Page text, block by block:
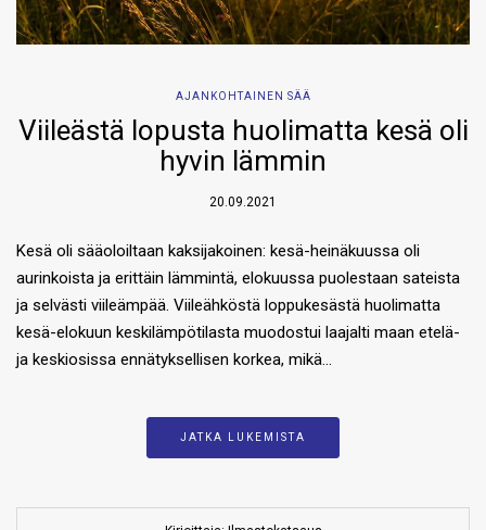
AJANKOHTAINEN SÄÄ
Viileästä lopusta huolimatta kesä oli
hyvin lämmin
20.09.2021
Kesä oli sääoloiltaan kaksijakoinen: kesä-heinäkuussa oli
aurinkoista ja erittäin lämmintä, elokuussa puolestaan sateista
ja selvästi viileämpää. Viileähköstä loppukesästä huolimatta
kesä-elokuun keskilämpötilasta muodostui laajalti maan etelä-
ja keskiosissa ennätyksellisen korkea, mikä…
JATKA LUKEMISTA